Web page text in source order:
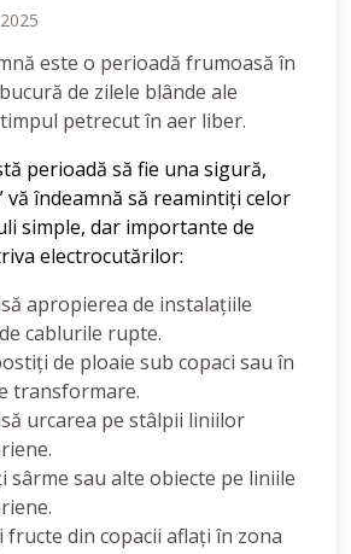
este o perioadă frumoasă în
de zilele blânde ale
petrecut în aer liber.
perioadă să fie una sigură,
vă îndeamnă să reamintiți celor
simple, dar importante de
electrocutărilor:
apropierea de instalațiile
cablurile rupte.
de ploaie sub copaci sau în
transformare.
urcarea pe stâlpii liniilor
sârme sau alte obiecte pe liniile
fructe din copacii aflați în zona